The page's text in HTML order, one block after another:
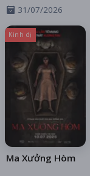
31/07/2026
Kinh dị
Ma Xưởng Hòm